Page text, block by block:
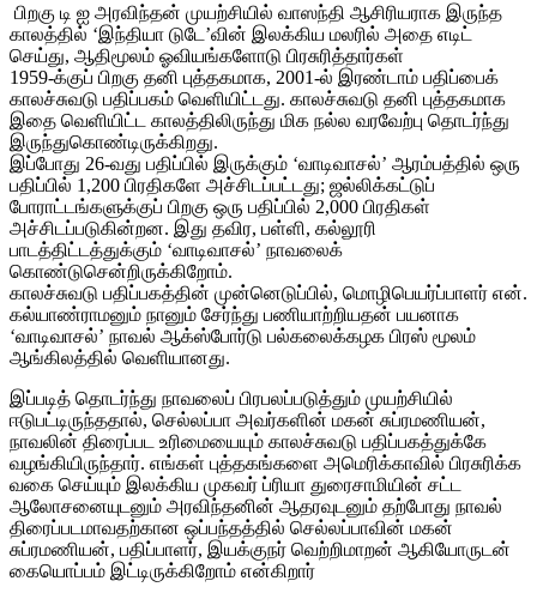
பிறகு டி ஐ அரவிந்தன் முயற்சியில் வாஸந்தி ஆசிரியராக இருந்த
காலத்தில் ‘இந்தியா டுடே’வின் இலக்கிய மலரில் அதை எடிட்
செய்து, ஆதிமூலம் ஓவியங்களோடு பிரசுரித்தார்கள்
1959-க்குப் பிறகு தனி புத்தகமாக, 2001-ல் இரண்டாம் பதிப்பைக்
காலச்சுவடு பதிப்பகம் வெளியிட்டது. காலச்சுவடு தனி புத்தகமாக
இதை வெளியிட்ட காலத்திலிருந்து மிக நல்ல வரவேற்பு தொடர்ந்து
இருந்துகொண்டிருக்கிறது.
இப்போது 26-வது பதிப்பில் இருக்கும் ‘வாடிவாசல்’ ஆரம்பத்தில் ஒரு
பதிப்பில் 1,200 பிரதிகளே அச்சிடப்பட்டது; ஜல்லிக்கட்டுப்
போராட்டங்களுக்குப் பிறகு ஒரு பதிப்பில் 2,000 பிரதிகள்
அச்சிடப்படுகின்றன. இது தவிர, பள்ளி, கல்லூரி
பாடத்திட்டத்துக்கும் ‘வாடிவாசல்’ நாவலைக்
கொண்டுசென்றிருக்கிறோம்.
காலச்சுவடு பதிப்பகத்தின் முன்னெடுப்பில், மொழிபெயர்ப்பாளர் என்.
கல்யாண்ராமனும் நானும் சேர்ந்து பணியாற்றியதன் பயனாக
‘வாடிவாசல்’ நாவல் ஆக்ஸ்போர்டு பல்கலைக்கழக பிரஸ் மூலம்
ஆங்கிலத்தில் வெளியானது.
இப்படித் தொடர்ந்து நாவலைப் பிரபலப்படுத்தும் முயற்சியில்
ஈடுபட்டிருந்ததால், செல்லப்பா அவர்களின் மகன் சுப்ரமணியன்,
நாவலின் திரைப்பட உரிமையையும் காலச்சுவடு பதிப்பகத்துக்கே
வழங்கியிருந்தார். எங்கள் புத்தகங்களை அமெரிக்காவில் பிரசுரிக்க
வகை செய்யும் இலக்கிய முகவர் ப்ரியா துரைசாமியின் சட்ட
ஆலோசனையுடனும் அரவிந்தனின் ஆதரவுடனும் தற்போது நாவல்
திரைப்படமாவதற்கான ஒப்பந்தத்தில் செல்லப்பாவின் மகன்
சுப்ரமணியன், பதிப்பாளர், இயக்குநர் வெற்றிமாறன் ஆகியோருடன்
கையொப்பம் இட்டிருக்கிறோம் என்கிறார்